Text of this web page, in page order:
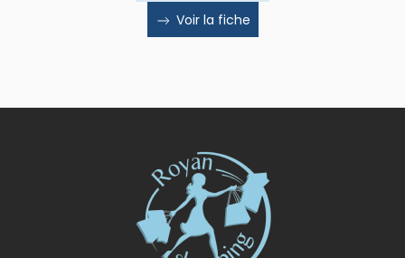
Voir la fiche